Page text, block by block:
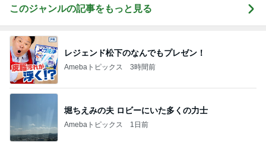
このジャンルの記事をもっと見る
レジェンド松下のなんでもプレゼン！
Amebaトピックス 3時間前
堀ちえみの夫 ロビーにいた多くの力士
Amebaトピックス 1日前